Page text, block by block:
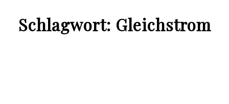
Schlagwort: Gleichstrom